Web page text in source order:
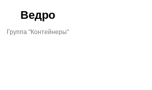
Ведро
Группа "Контейнеры"